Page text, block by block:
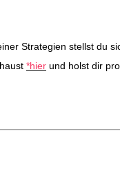
Strategien stellst du
*hier und holst dir